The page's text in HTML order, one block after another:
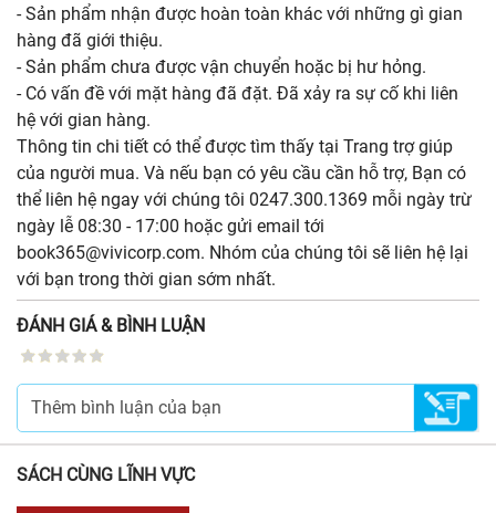
- Sản phẩm nhận được hoàn toàn khác với những gì gian
hàng đã giới thiệu.
- Sản phẩm chưa được vận chuyển hoặc bị hư hỏng.
- Có vấn đề với mặt hàng đã đặt. Đã xảy ra sự cố khi liên
hệ với gian hàng.
Thông tin chi tiết có thể được tìm thấy tại Trang trợ giúp
của người mua. Và nếu bạn có yêu cầu cần hỗ trợ, Bạn có
thể liên hệ ngay với chúng tôi 0247.300.1369 mỗi ngày trừ
ngày lễ 08:30 - 17:00 hoặc gửi email tới
book365@vivicorp.com. Nhóm của chúng tôi sẽ liên hệ lại
với bạn trong thời gian sớm nhất.
ĐÁNH GIÁ & BÌNH LUẬN
SÁCH CÙNG LĨNH VỰC